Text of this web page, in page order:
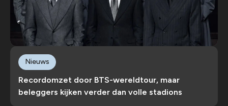
Recordomzet door BTS-wereldtour, maar
beleggers kijken verder dan volle stadions
Nieuws